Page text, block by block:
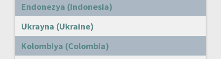
Endonezya (Indonesia)
Ukrayna (Ukraine)
Kolombiya (Colombia)